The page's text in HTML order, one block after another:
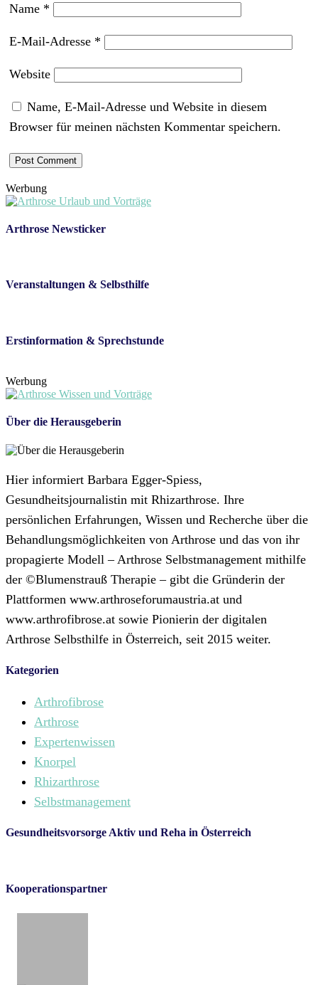
Name *
E-Mail-Adresse *
Website
Name, E-Mail-Adresse und Website in diesem
Browser für meinen nächsten Kommentar speichern.
Werbung
Arthrose Newsticker
Veranstaltungen & Selbsthilfe
Erstinformation & Sprechstunde
Werbung
Über die Herausgeberin
Hier informiert Barbara Egger-Spiess,
Gesundheitsjournalistin mit Rhizarthrose. Ihre
persönlichen Erfahrungen, Wissen und Recherche über die
Behandlungsmöglichkeiten von Arthrose und das von ihr
propagierte Modell – Arthrose Selbstmanagement mithilfe
der ©Blumenstrauß Therapie – gibt die Gründerin der
Plattformen www.arthroseforumaustria.at und
www.arthrofibrose.at sowie Pionierin der digitalen
Arthrose Selbsthilfe in Österreich, seit 2015 weiter.
Kategorien
Arthrofibrose
Arthrose
Expertenwissen
Knorpel
Rhizarthrose
Selbstmanagement
Gesundheitsvorsorge Aktiv und Reha in Österreich
Kooperationspartner